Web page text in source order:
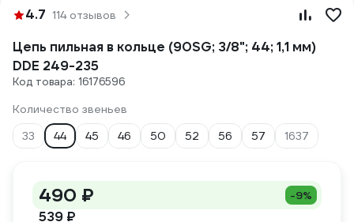
4.7 114 отзывов
Цепь пильная в кольце (90SG; 3/8"; 44; 1,1 мм)
DDE 249-235
Код товара: 16176596
Количество звеньев
33
44 45 46 50 52 56 57 1637
490 ₽ -9%
539 ₽